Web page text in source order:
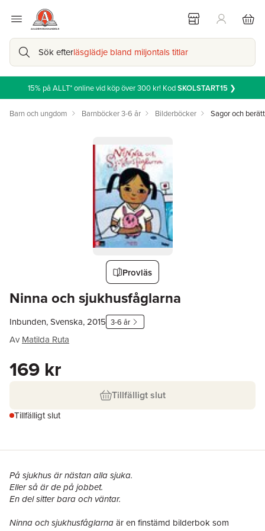
Sök efterläsglädje bland miljontals titlar
15% på ALLT* online vid köp över 300 kr! KodSKOLSTART15❯
Barn och ungdom Barnböcker 3-6 år Bilderböcker Sagor och
Provläs
Ninna och sjukhusfåglarna
Inbunden, Svenska, 2015 3-6 år
Av Matilda Ruta
169 kr
Tillfälligt slut
Tillfälligt slut
På sjukhus är nästan alla sjuka.
Eller så är de på jobbet.
En del sitter bara och väntar.
Ninna och sjukhusfåglarnaär en finstämd bilderbok som